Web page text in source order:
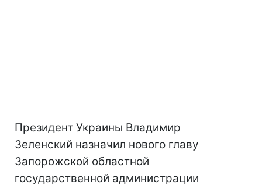
Президент Украины Владимир
Зеленский назначил нового главу
Запорожской областной
государственной администрации